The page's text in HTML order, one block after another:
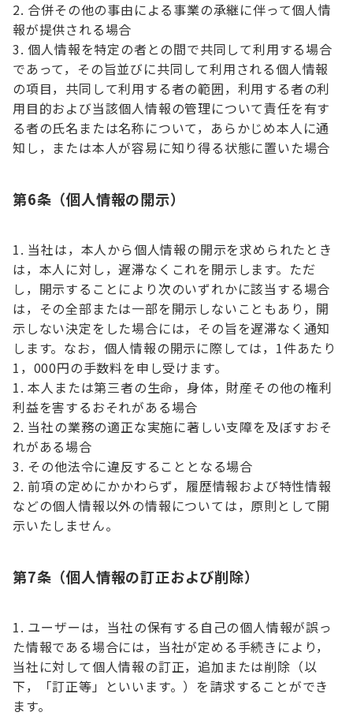
合併その他の事由による事業の承継に伴って個人情
報が提供される場合
個人情報を特定の者との間で共同して利用する場合
であって，その旨並びに共同して利用される個人情報
の項目，共同して利用する者の範囲，利用する者の利
用目的および当該個人情報の管理について責任を有す
る者の氏名または名称について，あらかじめ本人に通
知し，または本人が容易に知り得る状態に置いた場合
第6条（個人情報の開示）
当社は，本人から個人情報の開示を求められたとき
は，本人に対し，遅滞なくこれを開示します。ただ
し，開示することにより次のいずれかに該当する場合
は，その全部または一部を開示しないこともあり，開
示しない決定をした場合には，その旨を遅滞なく通知
します。なお，個人情報の開示に際しては，1件あたり
1，000円の手数料を申し受けます。
本人または第三者の生命，身体，財産その他の権利
利益を害するおそれがある場合
当社の業務の適正な実施に著しい支障を及ぼすおそ
れがある場合
その他法令に違反することとなる場合
前項の定めにかかわらず，履歴情報および特性情報
などの個人情報以外の情報については，原則として開
示いたしません。
第7条（個人情報の訂正および削除）
ユーザーは，当社の保有する自己の個人情報が誤っ
た情報である場合には，当社が定める手続きにより，
当社に対して個人情報の訂正，追加または削除（以
下，「訂正等」といいます。）を請求することができ
ます。